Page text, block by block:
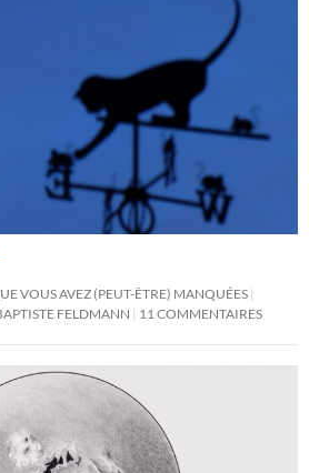
VOUS AVEZ (PEUT-ÊTRE) MANQUÉES
FELDMANN 11 COMMENTAIRES